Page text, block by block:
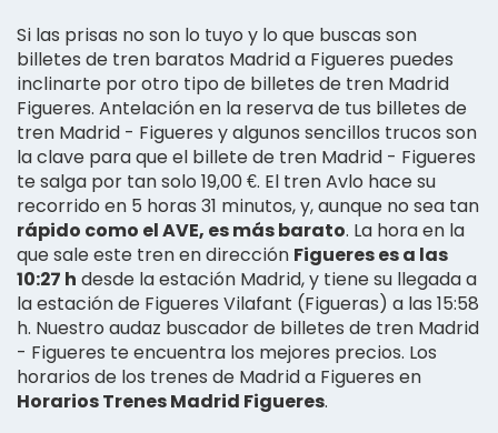
Si las prisas no son lo tuyo y lo que buscas son
billetes de tren baratos Madrid a Figueres puedes
inclinarte por otro tipo de billetes de tren Madrid
Figueres. Antelación en la reserva de tus billetes de
tren Madrid - Figueres y algunos sencillos trucos son
la clave para que el billete de tren Madrid - Figueres
te salga por tan solo 19,00 €. El tren Avlo hace su
recorrido en 5 horas 31 minutos, y, aunque no sea tan
rápido como el AVE, es más barato. La hora en la
que sale este tren en dirección Figueres es a las
10:27 h desde la estación Madrid, y tiene su llegada a
la estación de Figueres Vilafant (Figueras) a las 15:58
h. Nuestro audaz buscador de billetes de tren Madrid
- Figueres te encuentra los mejores precios. Los
horarios de los trenes de Madrid a Figueres en
Horarios Trenes Madrid Figueres.